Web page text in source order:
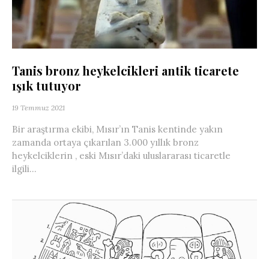
Tanis bronz heykelcikleri antik ticarete
ışık tutuyor
19 Temmuz 2021
Bir araştırma ekibi, Mısır’ın Tanis kentinde yakın
zamanda ortaya çıkarılan 3.000 yıllık bronz
heykelciklerin , eski Mısır’daki uluslararası ticaretle
ilgili...